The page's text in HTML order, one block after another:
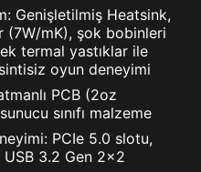
Genişletilmiş Heatsink,
(7W/mK), şok bobinleri
termal yastıklar ile
oyun deneyimi
PCB (2oz
sınıfı malzeme
PCIe 5.0 slotu,
3.2 Gen 2x2